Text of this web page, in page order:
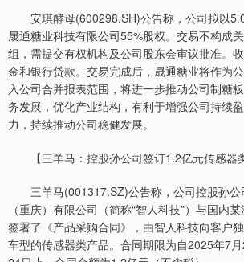
安琪酵母(600298.SH)公告称，公司拟以
晟通糖业科技有限公司55%股权。交易不构成
组，需提交有权机构及公司股东会审议批准。
金和银行贷款。交易完成后，晟通糖业将作为
入公司合并报表范围，将进一步推动公司制糖
务发展，优化产业结构，有利于增强公司持续
力，持续推动公司稳健发展。
【三羊马：控股孙公司签订1.2亿元传感器
三羊马(001317.SZ)公告称，公司控股孙公
（重庆）有限公司（简称“智人科技”）与国内
签署了《产品采购合同》，由智人科技向客户
车型的传感器类产品。合同期限为自2025年7